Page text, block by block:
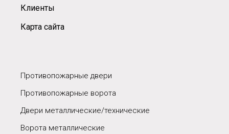
Клиенты
Карта сайта
Противопожарные двери
Противопожарные ворота
Двери металлические/технические
Ворота металлические